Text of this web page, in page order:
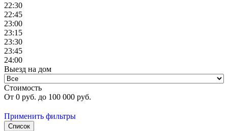
22:30
22:45
23:00
23:15
23:30
23:45
24:00
Выезд на дом
Стоимость
От 0 руб. до 100 000 руб.
Применить фильтры
Список